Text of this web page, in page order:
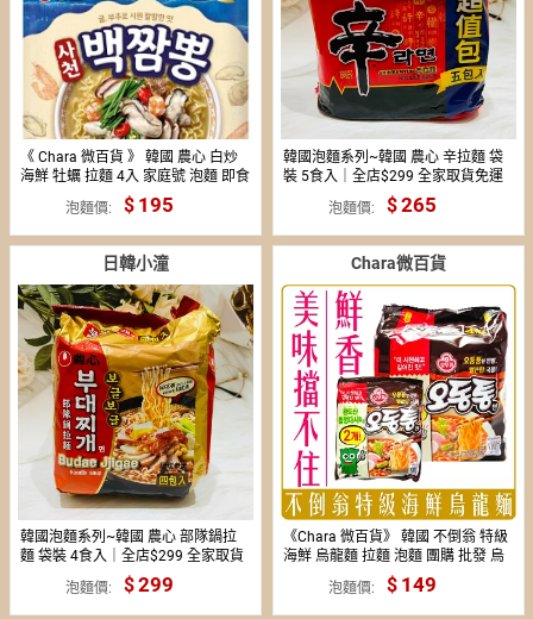
《 Chara 微百貨 》 韓國 農心 白炒
海鮮 牡蠣 拉麵 4入 家庭號 泡麵 即食
泡麵價 195
韓國泡麵系列~韓國 農心 辛拉麵 袋
裝 5食入｜全店$299 全家取貨免運
｜領券9折｜APP下單最高再賺22%
泡麵價 265
日韓小潼
韓國泡麵系列~韓國 農心 部隊鍋拉
麵 袋裝 4食入｜全店$299 全家取貨
免運｜領券9折｜APP下單最高再賺
22%點數⚡泡麵價 299
Chara微百貨
《Chara 微百貨》 韓國 不倒翁 特級
海鮮 烏龍麵 拉麵 泡麵 團購 批發 烏
泡麵價 149